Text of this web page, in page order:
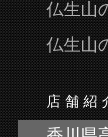
海鮮料理 い
瀬戸内海鮮
ひらい餃子
アイスビス
さくらドー